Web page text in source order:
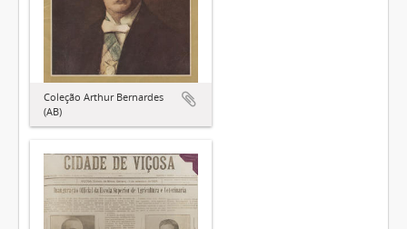
Coleção Arthur Bernardes
(AB)